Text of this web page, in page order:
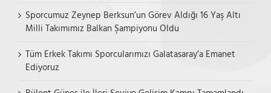
Sporcumuz Zeynep Berksun’un Görev Aldığı 16 Yaş Altı
Milli Takımımız Balkan Şampiyonu Oldu
Tüm Erkek Takımı Sporcularımızı Galatasaray’a Emanet
Ediyoruz